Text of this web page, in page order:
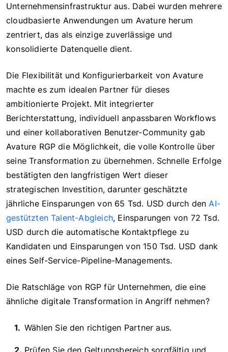
Unternehmensinfrastruktur aus. Dabei wurden mehrere
cloudbasierte Anwendungen um Avature herum
zentriert, das als einzige zuverlässige und
konsolidierte Datenquelle dient.
Die Flexibilität und Konfigurierbarkeit von Avature
machte es zum idealen Partner für dieses
ambitionierte Projekt. Mit integrierter
Berichterstattung, individuell anpassbaren Workflows
und einer kollaborativen Benutzer-Community gab
Avature RGP die Möglichkeit, die volle Kontrolle über
seine Transformation zu übernehmen. Schnelle Erfolge
bestätigten den langfristigen Wert dieser
strategischen Investition, darunter geschätzte
jährliche Einsparungen von 65 Tsd. USD durch den AI-
gestützten Talent-Abgleich, Einsparungen von 72 Tsd.
USD durch die automatische Kontaktpflege zu
Kandidaten und Einsparungen von 150 Tsd. USD dank
eines Self-Service-Pipeline-Managements.
Die Ratschläge von RGP für Unternehmen, die eine
ähnliche digitale Transformation in Angriff nehmen?
Wählen Sie den richtigen Partner aus.
Prüfen Sie den Geltungsbereich sorgfältig und